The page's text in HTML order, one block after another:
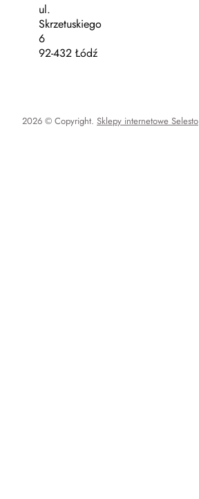
ul.
Skrzetuskiego
6
92-432 Łódź
2026 © Copyright. Sklepy internetowe Selesto